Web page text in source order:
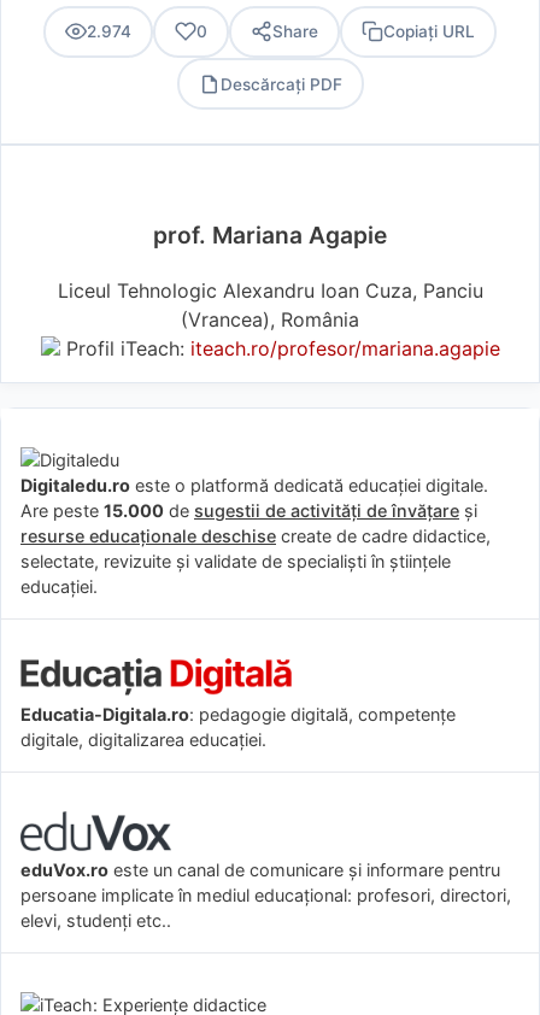
2.974 0 Share Copiați URL
Descărcați PDF
prof. Mariana Agapie
Liceul Tehnologic Alexandru Ioan Cuza, Panciu
(Vrancea), România
Profil iTeach: iteach.ro/profesor/mariana.agapie
Digitaledu.ro este o platformă dedicată educației digitale.
Are peste 15.000 de sugestii de activități de învățare și
resurse educaționale deschise create de cadre didactice,
selectate, revizuite și validate de specialiști în științele
educației.
Educatia-Digitala.ro: pedagogie digitală, competențe
digitale, digitalizarea educației.
eduVox.ro este un canal de comunicare și informare pentru
persoane implicate în mediul educațional: profesori, directori,
elevi, studenți etc..